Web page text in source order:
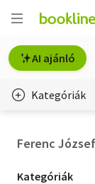
AI ajánló
Kategóriák
Ferenc
Kategória
Kategóriák